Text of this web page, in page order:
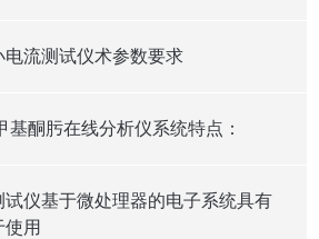
电流测试仪术参数要求
基酮肟在线分析仪系统特点：
仪基于微处理器的电子系统具有
用